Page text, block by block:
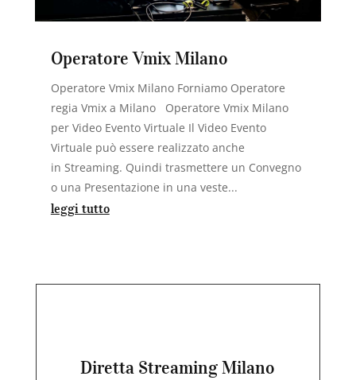
Operatore Vmix Milano
Operatore Vmix Milano Forniamo Operatore
regia Vmix a Milano Operatore Vmix Milano
per Video Evento Virtuale Il Video Evento
Virtuale può essere realizzato anche
in Streaming. Quindi trasmettere un Convegno
o una Presentazione in una veste...
leggi tutto
Diretta Streaming Milano